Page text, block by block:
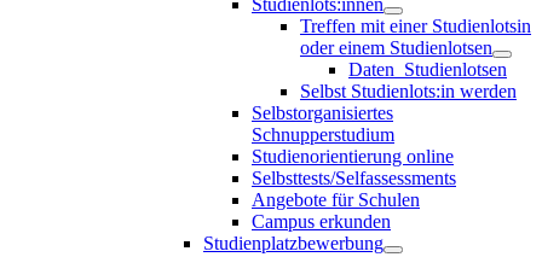
Treffen mit einer Studienlotsin
oder einem Studienlotsen
Daten_Studienlotsen
Selbst Studienlots:in werden
Selbstorganisiertes
Schnupperstudium
Studienorientierung online
Selbsttests/Selfassessments
Angebote für Schulen
Campus erkunden
Studienplatzbewerbung